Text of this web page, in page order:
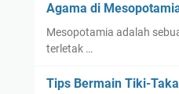
Agama di
Mesopotamia adalah
terletak …
Tips Bermain Tiki-